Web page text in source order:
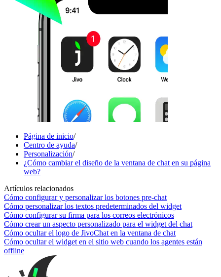
Página de inicio/
Centro de ayuda/
Personalización/
¿Cómo cambiar el diseño de la ventana de chat en su página
web?
Artículos relacionados
Cómo configurar y personalizar los botones pre-chat
Cómo personalizar los textos predeterminados del widget
Cómo configurar su firma para los correos electrónicos
Cómo crear un aspecto personalizado para el widget del chat
Cómo ocultar el logo de JivoChat en la ventana de chat
Cómo ocultar el widget en el sitio web cuando los agentes están
offline